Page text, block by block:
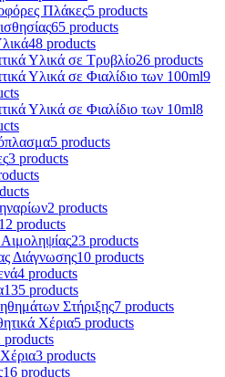
Πλάκες5 products
65 products
48 products
Υλικά σε Τρυβλίο26 products
Υλικά σε Φιαλίδιο των 100ml9
Υλικά σε Φιαλίδιο των 10ml8
5 products
3 products
2 products
12 products
23 products
Διάγνωσης10 products
4 products
135 products
Στήριξης7 products
Χέρια5 products
products
3 products
16 products